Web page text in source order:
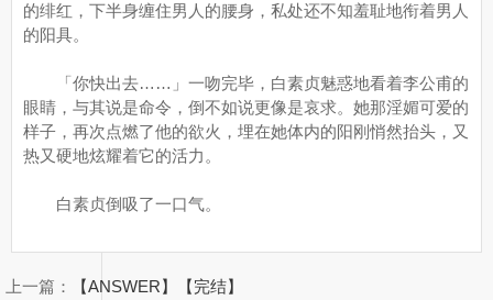
的绯红，下半身缠住男人的腰身，私处还不知羞耻地衔着男人
的阳具。
「你快出去……」一吻完毕，白素贞魅惑地看着李公甫的
眼睛，与其说是命令，倒不如说更像是哀求。她那淫媚可爱的
样子，再次点燃了他的欲火，埋在她体内的阳刚悄然抬头，又
热又硬地炫耀着它的活力。
白素贞倒吸了一口气。
上一篇：
【ANSWER】【完结】